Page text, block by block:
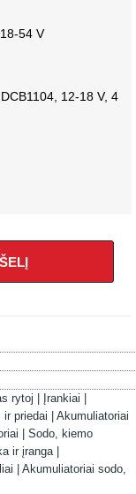
54 V
12-18 V, 4
rytoj |
Įrankiai |
priedai | Akumuliatoriai
| Sodo, kiemo
ir įranga |
| Akumuliatoriai sodo,